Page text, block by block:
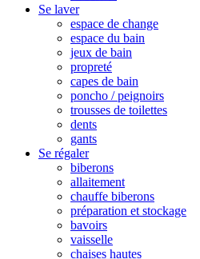
Se laver
espace de change
espace du bain
jeux de bain
propreté
capes de bain
poncho / peignoirs
trousses de toilettes
dents
gants
Se régaler
biberons
allaitement
chauffe biberons
préparation et stockage
bavoirs
vaisselle
chaises hautes